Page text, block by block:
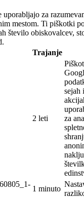
za
mestom. Ti piškotki
število obiskovalcev,
Trajanje
2 leti
sejah
za
1 minuto